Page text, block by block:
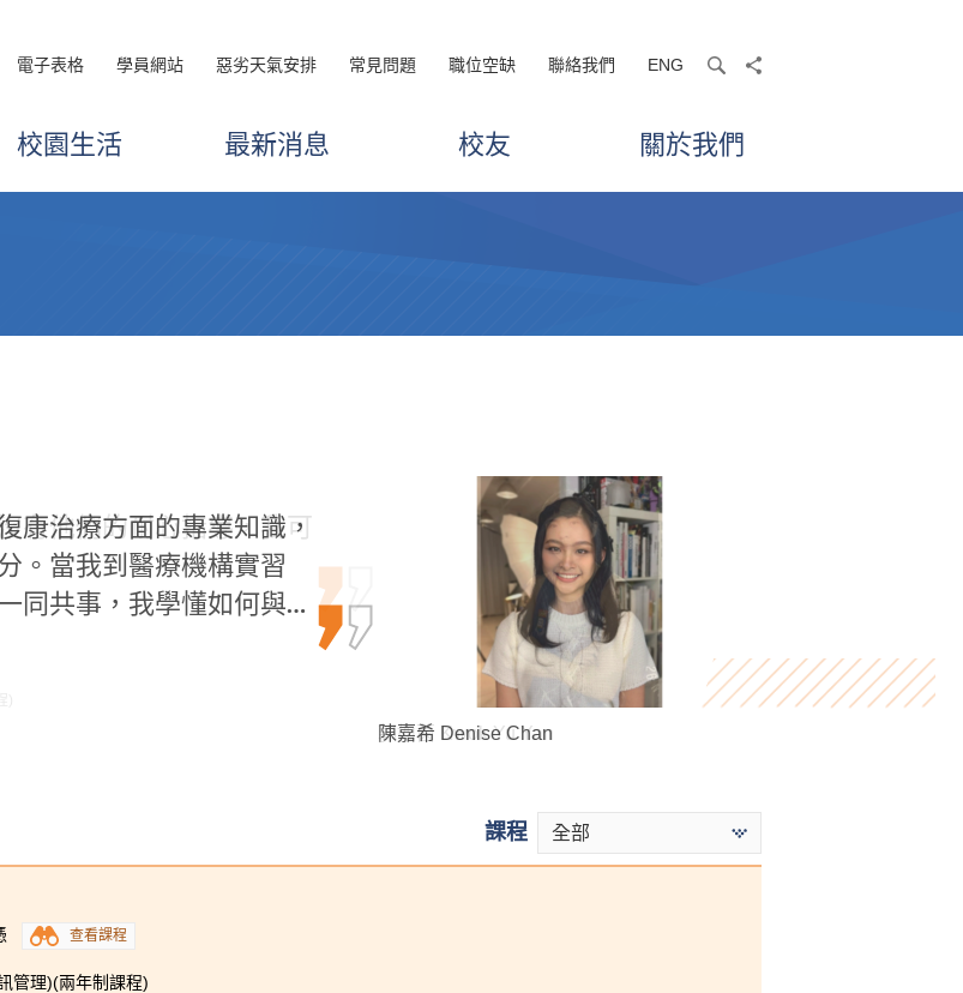
電子表格 學員網站 惡劣天氣安排 常見問題 職位空缺 聯絡我們 ENG searchshare
校園生活 最新消息 校友 關於我們
康治療方面的專業知識，
。當我到醫療機構實習
同共事，我學懂如何與…
陳嘉希 Denise Chan
有他們的耐心指導，我可
郭如茵 Kwok Yu Yan
和酒店業產生了濃厚的興
將令我終身受用。
店管理) (高年級入學)
李海欣 Virginia Lee
課程 全部
查看課程
管理)(兩年制課程)